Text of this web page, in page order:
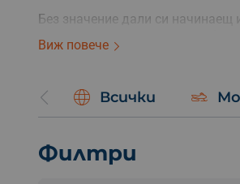
Без значение дали си
необходимо, за да се
Виж повече
Всички
Филтри